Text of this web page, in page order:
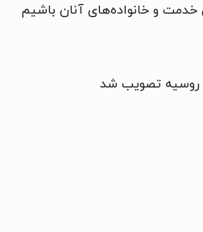
و خانواده‌های آنان باشیم
روسیه تصویب شد